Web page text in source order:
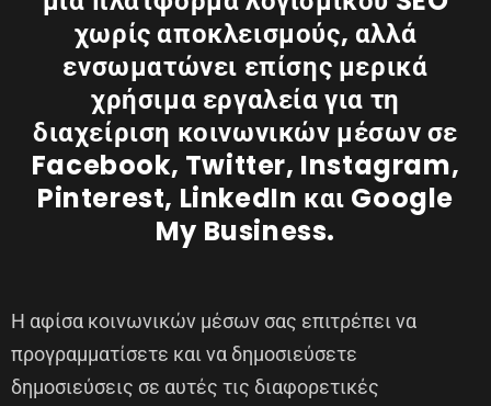
χωρίς αποκλεισμούς, αλλά
ενσωματώνει επίσης μερικά
χρήσιμα εργαλεία για τη
διαχείριση κοινωνικών μέσων σε
Facebook, Twitter, Instagram,
Pinterest, LinkedIn και Google
My Business.
Η αφίσα κοινωνικών μέσων σας επιτρέπει να
προγραμματίσετε και να δημοσιεύσετε
δημοσιεύσεις σε αυτές τις διαφορετικές